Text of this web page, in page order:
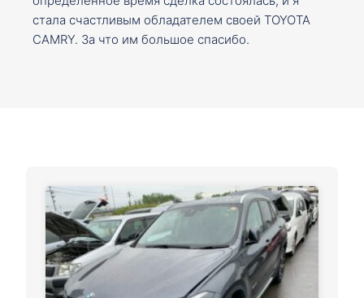
стала счастливым обладателем своей TOYOTA
CAMRY. За что им большое спасибо.